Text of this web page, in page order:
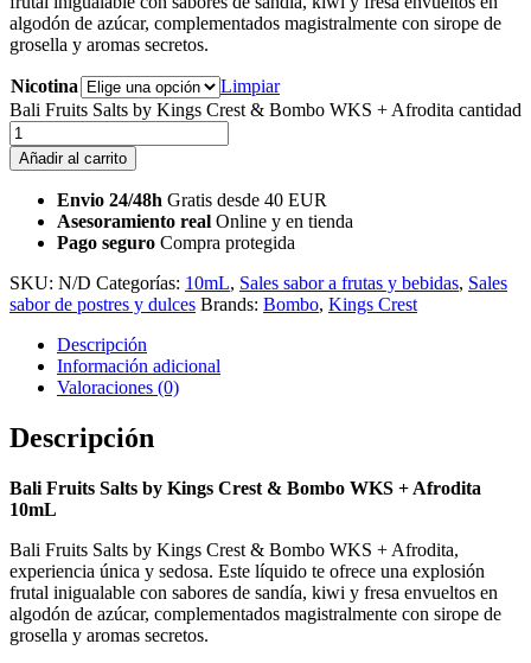
algodón de azúcar, complementados magistralmente con sirope de
grosella y aromas secretos.
Nicotina
Limpiar
Bali Fruits Salts by Kings Crest & Bombo WKS + Afrodita cantidad
Añadir al carrito
Envio 24/48h Gratis desde 40 EUR
Asesoramiento real Online y en tienda
Pago seguro Compra protegida
SKU: N/D Categorías: 10mL, Sales sabor a frutas y bebidas, Sales
sabor de postres y dulces Brands: Bombo, Kings Crest
Descripción
Información adicional
Valoraciones (0)
Descripción
Bali Fruits Salts by Kings Crest & Bombo WKS + Afrodita
10mL
Bali Fruits Salts by Kings Crest & Bombo WKS + Afrodita,
experiencia única y sedosa. Este líquido te ofrece una explosión
frutal inigualable con sabores de sandía, kiwi y fresa envueltos en
algodón de azúcar, complementados magistralmente con sirope de
grosella y aromas secretos.